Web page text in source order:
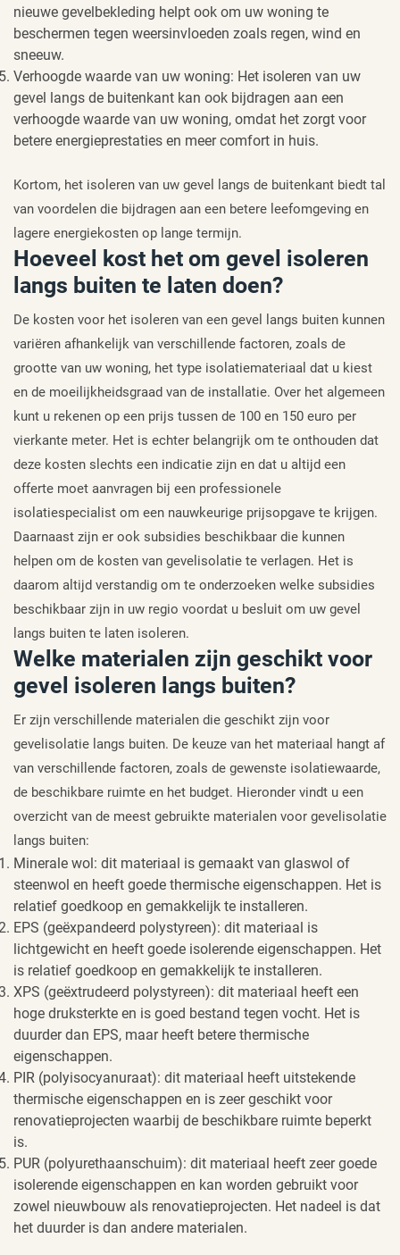
nieuwe gevelbekleding helpt ook om uw woning te
beschermen tegen weersinvloeden zoals regen, wind en
sneeuw.
Verhoogde waarde van uw woning: Het isoleren van uw
gevel langs de buitenkant kan ook bijdragen aan een
verhoogde waarde van uw woning, omdat het zorgt voor
betere energieprestaties en meer comfort in huis.
Kortom, het isoleren van uw gevel langs de buitenkant biedt tal
van voordelen die bijdragen aan een betere leefomgeving en
lagere energiekosten op lange termijn.
Hoeveel kost het om gevel isoleren
langs buiten te laten doen?
De kosten voor het isoleren van een gevel langs buiten kunnen
variëren afhankelijk van verschillende factoren, zoals de
grootte van uw woning, het type isolatiemateriaal dat u kiest
en de moeilijkheidsgraad van de installatie. Over het algemeen
kunt u rekenen op een prijs tussen de 100 en 150 euro per
vierkante meter. Het is echter belangrijk om te onthouden dat
deze kosten slechts een indicatie zijn en dat u altijd een
offerte moet aanvragen bij een professionele
isolatiespecialist om een nauwkeurige prijsopgave te krijgen.
Daarnaast zijn er ook subsidies beschikbaar die kunnen
helpen om de kosten van gevelisolatie te verlagen. Het is
daarom altijd verstandig om te onderzoeken welke subsidies
beschikbaar zijn in uw regio voordat u besluit om uw gevel
langs buiten te laten isoleren.
Welke materialen zijn geschikt voor
gevel isoleren langs buiten?
Er zijn verschillende materialen die geschikt zijn voor
gevelisolatie langs buiten. De keuze van het materiaal hangt af
van verschillende factoren, zoals de gewenste isolatiewaarde,
de beschikbare ruimte en het budget. Hieronder vindt u een
overzicht van de meest gebruikte materialen voor gevelisolatie
langs buiten:
Minerale wol: dit materiaal is gemaakt van glaswol of
steenwol en heeft goede thermische eigenschappen. Het is
relatief goedkoop en gemakkelijk te installeren.
EPS (geëxpandeerd polystyreen): dit materiaal is
lichtgewicht en heeft goede isolerende eigenschappen. Het
is relatief goedkoop en gemakkelijk te installeren.
XPS (geëxtrudeerd polystyreen): dit materiaal heeft een
hoge druksterkte en is goed bestand tegen vocht. Het is
duurder dan EPS, maar heeft betere thermische
eigenschappen.
PIR (polyisocyanuraat): dit materiaal heeft uitstekende
thermische eigenschappen en is zeer geschikt voor
renovatieprojecten waarbij de beschikbare ruimte beperkt
is.
PUR (polyurethaanschuim): dit materiaal heeft zeer goede
isolerende eigenschappen en kan worden gebruikt voor
zowel nieuwbouw als renovatieprojecten. Het nadeel is dat
het duurder is dan andere materialen.